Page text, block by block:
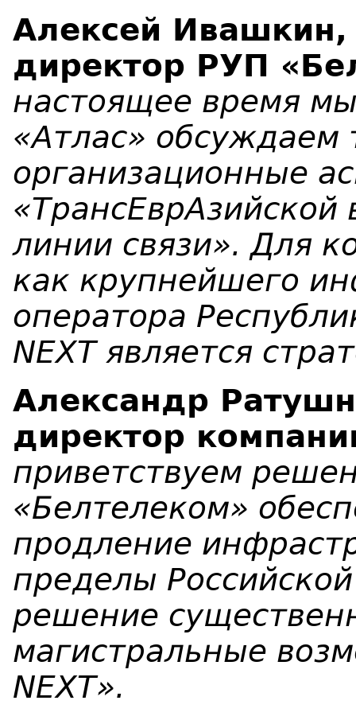
Алексей Ивашкин,
директор РУП
настоящее время
«Атлас» обсуждаем
организационные
«ТрансЕврАзийской
линии связи». Для
как крупнейшего
оператора
NEXT является
Александр
директор
приветствуем
«Белтелеком»
продление
пределы
решение
магистральные
NEXT».